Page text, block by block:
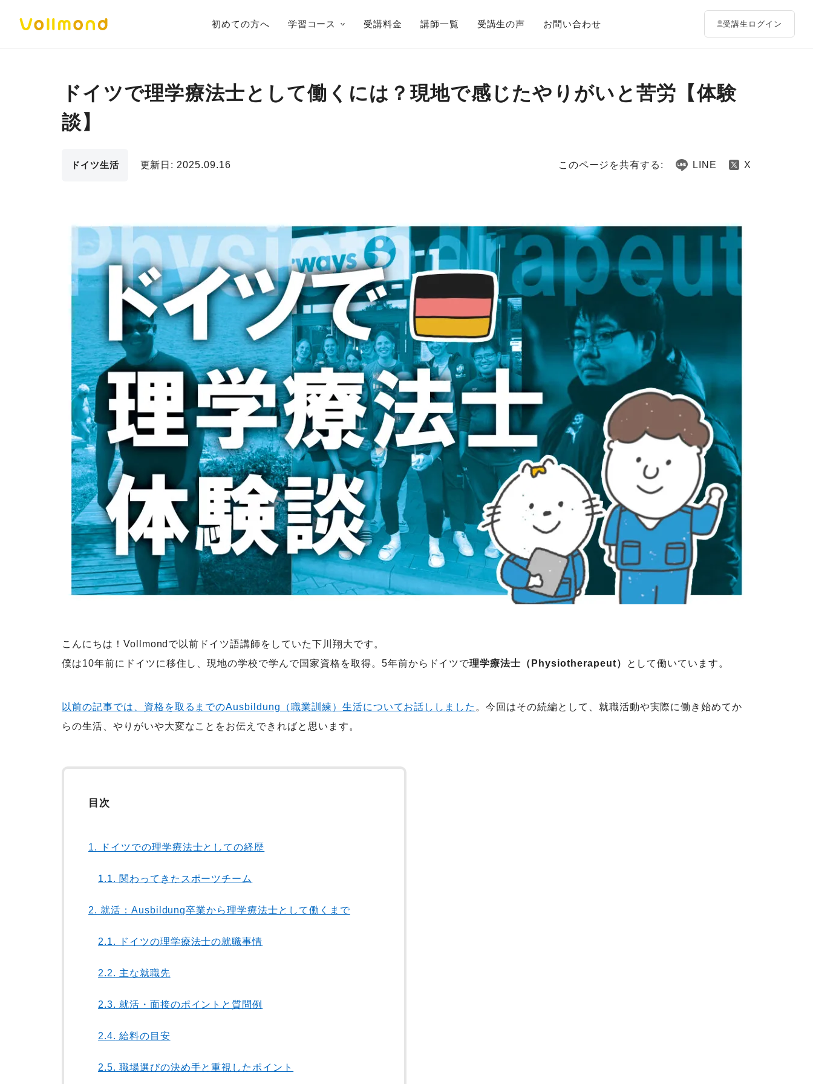
初めての方へ 学習コース 受講料金 講師一覧 受講生の声 お問い合わせ 受講生ログイン
ドイツで理学療法士として働くには？現地で感じたやりがいと苦労【体験
談】
ドイツ生活 更新日: 2025.09.16 このページを共有する: LINE X
こんにちは！Vollmondで以前ドイツ語講師をしていた下川翔大です。
僕は10年前にドイツに移住し、現地の学校で学んで国家資格を取得。5年前からドイツで理学療法士（Physiotherapeut） として働いています。
以前の記事では、資格を取るまでのAusbildung（職業訓練）生活についてお話ししました 。今回はその続編として、就職活動や実際に働き始めてか
らの生活、やりがいや大変なことをお伝えできればと思います。
目次
1. ドイツでの理学療法士としての経歴
1.1. 関わってきたスポーツチーム
2. 就活：Ausbildung卒業から理学療法士として働くまで
2.1. ドイツの理学療法士の就職事情
2.2. 主な就職先
2.3. 就活・面接のポイントと質問例
2.4. 給料の目安
2.5. 職場選びの決め手と重視したポイント